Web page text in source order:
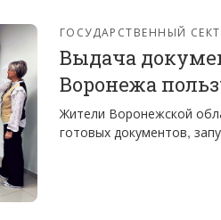
ГОСУДАРСТВЕННЫЙ
Выдача
Воронежа
Жители Воронежской
готовых документов,